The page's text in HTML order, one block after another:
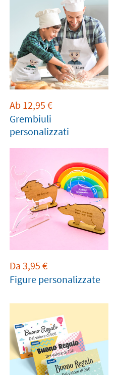
Ab 12,95 €
Grembiuli
personalizzati
Da 3,95 €
Figure personalizzate